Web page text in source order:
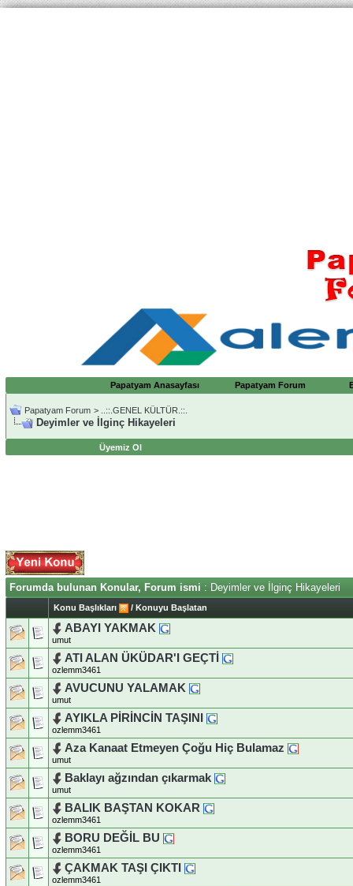
Papatyam Anasayfası Papatyam Forum
Papatyam Forum > ..::.GENEL KÜLTÜR.::.
Deyimler ve İlginç Hikayeleri
Üyemiz Ol
Forumda bulunan Konular, Forum ismi : Deyimler ve İlginç Hikayeleri
Konu Başlıkları / Konuyu Başlatan
ABAYI YAKMAK
umut
ATI ALAN ÜKÜDAR'I GEÇTİ
ozlemm3461
AVUCUNU YALAMAK
umut
AYIKLA PİRİNCİN TAŞINI
ozlemm3461
Aza Kanaat Etmeyen Çoğu Hiç Bulamaz
umut
Baklayı ağzından çıkarmak
umut
BALIK BAŞTAN KOKAR
ozlemm3461
BORU DEĞİL BU
ozlemm3461
ÇAKMAK TAŞI ÇIKTI
ozlemm3461